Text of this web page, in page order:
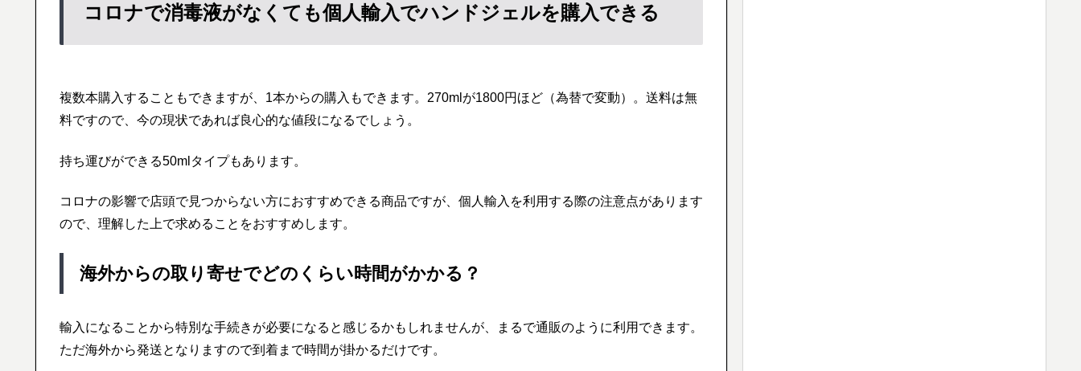
コロナで消毒液がなくても個人輸入でハンドジェルを購入できる
複数本購入することもできますが、1本からの購入もできます。270mlが1800円ほど（為替で変動）。送料は無
料ですので、今の現状であれば良心的な値段になるでしょう。
持ち運びができる50mlタイプもあります。
コロナの影響で店頭で見つからない方におすすめできる商品ですが、個人輸入を利用する際の注意点があります
ので、理解した上で求めることをおすすめします。
海外からの取り寄せでどのくらい時間がかかる？
輸入になることから特別な手続きが必要になると感じるかもしれませんが、まるで通販のように利用できます。
ただ海外から発送となりますので到着まで時間が掛かるだけです。